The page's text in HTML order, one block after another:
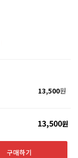
13,500원
13,500원
구매하기